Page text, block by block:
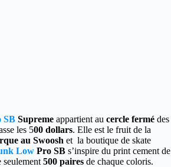
SB Supreme appartient au cercle fermé des
les 500 dollars. Elle est le fruit de la
au Swoosh et la boutique de skate
Low Pro SB s’inspire du print cement de
seulement 500 paires de chaque coloris.